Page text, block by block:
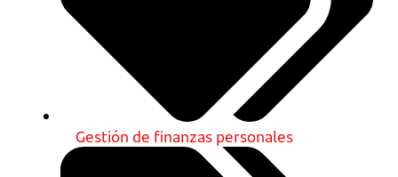
Gestión de finanzas personales